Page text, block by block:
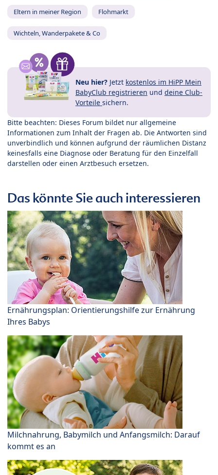
Eltern in meiner Region Flohmarkt
Wichteln, Wanderpakete & Co
Neu hier? Jetzt kostenlos im HiPP Mein
BabyClub registrieren und deine Club-
Vorteile sichern.
Bitte beachten: Dieses Forum bildet nur allgemeine
Informationen zum Inhalt der Fragen ab. Die Antworten sind
unverbindlich und können aufgrund der räumlichen Distanz
keinesfalls eine Diagnose oder Beratung für den Einzelfall
darstellen oder einen Arztbesuch ersetzen.
Das könnte Sie auch interessieren
Ernährungsplan: Orientierungshilfe zur Ernährung
Ihres Babys
Milchnahrung, Babymilch und Anfangsmilch: Darauf
kommt es an